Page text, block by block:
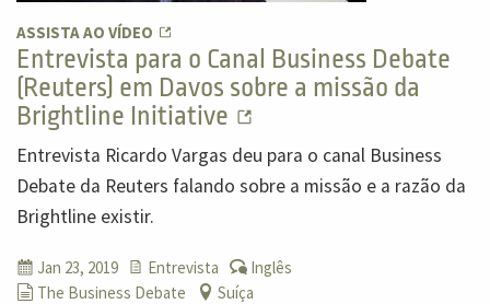
ASSISTA AO VÍDEO
Entrevista para o Canal Business Debate
(Reuters) em Davos sobre a missão da
Brightline Initiative
Entrevista Ricardo Vargas deu para o canal Business
Debate da Reuters falando sobre a missão e a razão da
Brightline existir.
Jan 23, 2019 Entrevista
Inglês
The Business Debate
Suíça